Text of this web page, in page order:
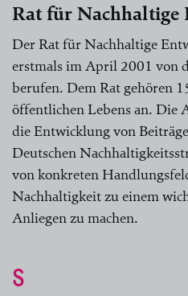
Rat für
Der Rat für Nachhaltige
erstmals im April 2001 von
berufen. Dem Rat gehören
öffentlichen Lebens an. Die
die Entwicklung von
Deutschen
von konkreten
Nachhaltigkeit zu einem
Anliegen zu machen.
S